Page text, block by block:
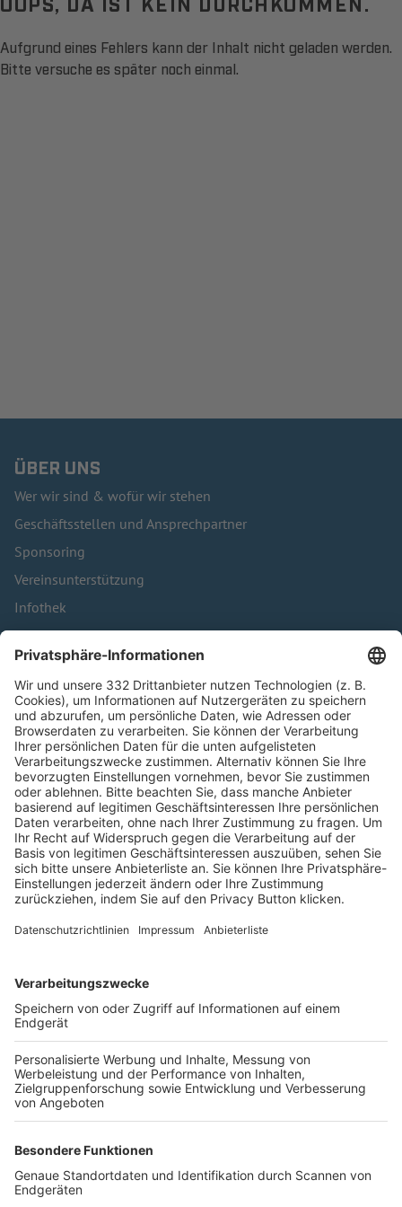
Aufgrund eines Fehlers kann der Inhalt nicht geladen werden.
Bitte versuche es später noch einmal.
ÜBER UNS
Wer wir sind & wofür wir stehen
Geschäftsstellen und Ansprechpartner
Sponsoring
Vereinsunterstützung
Infothek
Kontakt
HÄUFIG BESUCHTE SEITEN
Pässe und Vereinswechsel
Trainerausbildung
Schulungsangebot Vereinsmitarbeiter
BFV-Geschäftsstellen
Trainerbörse
Login SpielPlus
FOLGE DEM BFV
TOP-VEREINE
TOP-PARTNER